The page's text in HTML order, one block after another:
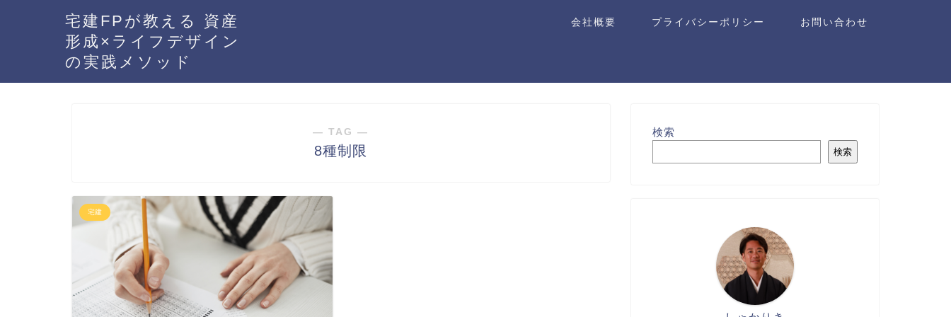
宅建FPが教える 資産
形成×ライフデザイン
の実践メソッド
会社概要 プライバシーポリシー お問い合わせ
― TAG ―
8種制限
宅建
検索
検索